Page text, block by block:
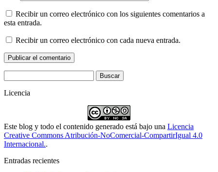
Recibir un correo electrónico con los siguientes comentarios a
esta entrada.
Recibir un correo electrónico con cada nueva entrada.
Licencia
Este blog y todo el contenido generado está bajo una Licencia
Creative Commons Atribución-NoComercial-CompartirIgual 4.0
Internacional..
Entradas recientes